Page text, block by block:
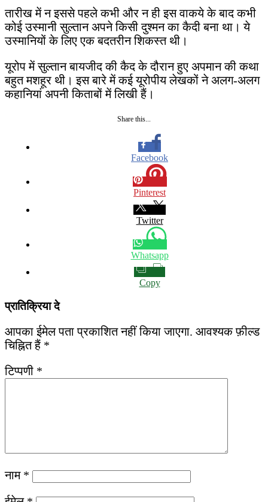
तारीख में न इससे पहले कभी और न ही इस वाकये के बाद कभी
कोई उस्मानी सुल्तान अपने किसी दुश्मन का कैदी बना था। ये
उस्मानियों के लिए एक बदतरीन शिकस्त थी।
यूरोप में सुल्तान बायजीद की कैद के दौरान हुए अपमान की कथा
बहुत मशहूर थी। इस बारे में कई यूरोपीय लेखकों ने अलग-अलग
कहानियां अपनी किताबों में लिखी हैं।
Share this...
Facebook
Pinterest
Twitter
Whatsapp
Copy
प्रातिक्रिया दे
आपका ईमेल पता प्रकाशित नहीं किया जाएगा. आवश्यक फ़ील्ड
चिह्नित हैं *
टिप्पणी *
नाम *